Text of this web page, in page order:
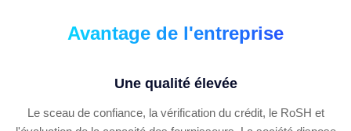
cercueil
de décoration de cercueil réutilisent le matériel
Avantage de l'entreprise
Une qualité élevée
Le sceau de confiance, la vérification du crédit, le RoSH et